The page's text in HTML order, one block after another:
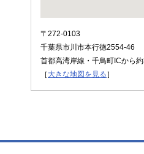
〒272-0103
千葉県市川市本行徳2554-46
首都高湾岸線・千鳥町ICから
［ 大きな地図を見る ］